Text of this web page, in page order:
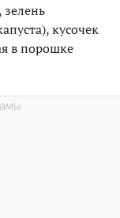
зелень
кусочек
в порошке